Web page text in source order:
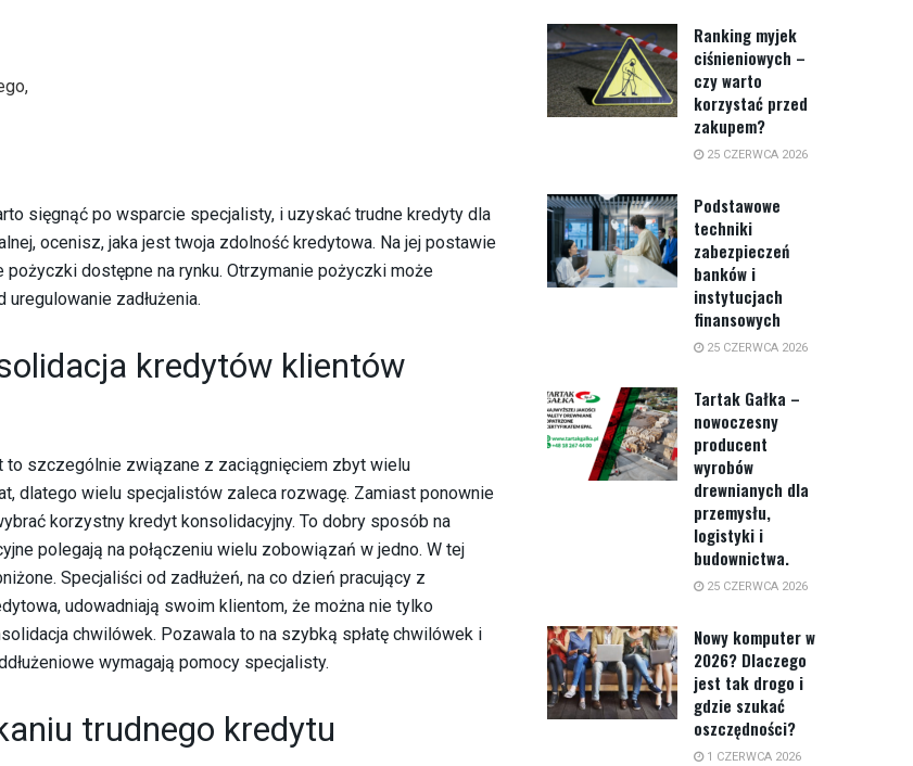
sięgnąć po wsparcie specjalisty, i uzyskać trudne kredyty dla
ocenisz, jaka jest twoja zdolność kredytowa. Na jej postawie
dostępne na rynku. Otrzymanie pożyczki może
zadłużenia.
kredytów klientów
to szczególnie związane z zaciągnięciem zbyt wielu
dlatego wielu specjalistów zaleca rozwagę. Zamiast ponownie
korzystny kredyt konsolidacyjny. To dobry sposób na
polegają na połączeniu wielu zobowiązań w jedno. W tej
Specjaliści od zadłużeń, na co dzień pracujący z
udowadniają swoim klientom, że można nie tylko
chwilówek. Pozawala to na szybką spłatę chwilówek i
wymagają pomocy specjalisty.
trudnego kredytu
Ranking myjek
ciśnieniowych –
czy warto
korzystać przed
zakupem?
25 CZERWCA 2026
Podstawowe
techniki
zabezpieczeń
banków i
instytucjach
finansowych
25 CZERWCA 2026
Tartak Gałka –
nowoczesny
producent
wyrobów
drewnianych dla
przemysłu,
logistyki i
budownictwa.
25 CZERWCA 2026
Nowy komputer w
2026? Dlaczego
jest tak drogo i
gdzie szukać
oszczędności?
1 CZERWCA 2026